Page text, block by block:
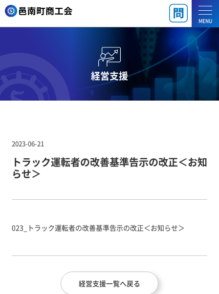
MENU
経営支援
2023-06-21
トラック運転者の改善基準告示の改正＜お知
らせ＞
023_トラック運転者の改善基準告示の改正＜お知らせ＞
経営支援一覧へ戻る